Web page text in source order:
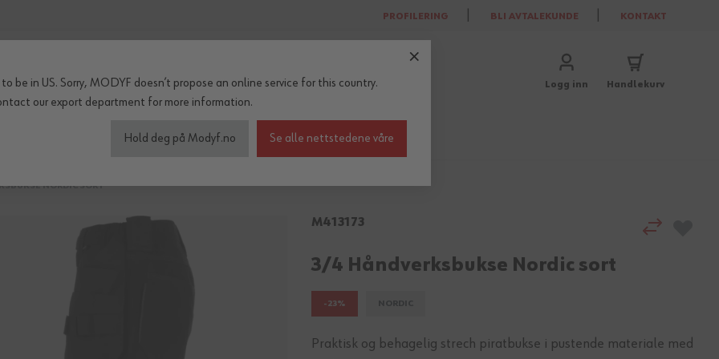
PROFILERING BLI AVTALEKUNDE KONTAKT
Logg inn Handlekurv
NORDIC SORT
M413173
3/4 Håndverksbukse Nordic sort
-23%
Praktisk og behagelig strech piratbukse i pustende materiale med
to be in US. Sorry, MODYF doesn’t propose an online service for this country.
our export department for more information.
Hold deg på Modyf.no Se alle nettstedene våre